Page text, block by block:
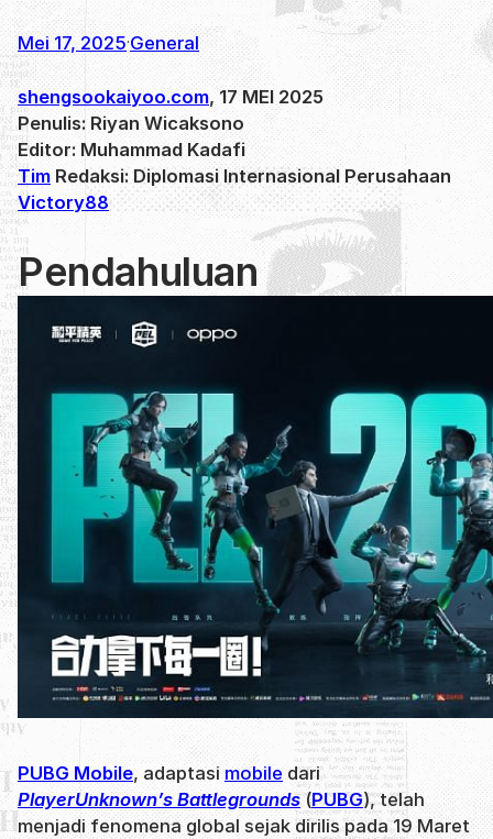
Mei 17, 2025·General
shengsookaiyoo.com, 17 MEI 2025
Penulis: Riyan Wicaksono
Editor: Muhammad Kadafi
Tim Redaksi: Diplomasi Internasional Perusahaan
Victory88
Pendahuluan
PUBG Mobile, adaptasimobile dari
PlayerUnknown’s Battlegrounds(PUBG), telah
menjadi fenomena global sejak dirilis pada 19 Maret